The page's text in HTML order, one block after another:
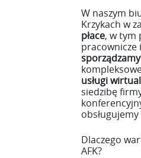
W naszym
Krzykach w
płace, w tym
pracownicze i
usługi
siedzibę
Dlaczego
AFK?